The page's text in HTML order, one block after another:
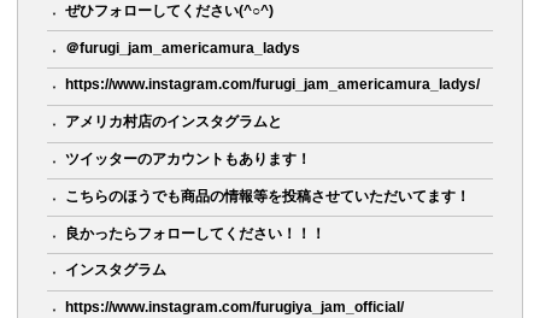
ぜひフォローしてください(^○^)
＠furugi_jam_americamura_ladys
https://www.instagram.com/furugi_jam_americamura_ladys/
アメリカ村店のインスタグラムと
ツイッターのアカウントもあります！
こちらのほうでも商品の情報等を投稿させていただいてます！
良かったらフォローしてください！！！
インスタグラム
https://www.instagram.com/furugiya_jam_official/